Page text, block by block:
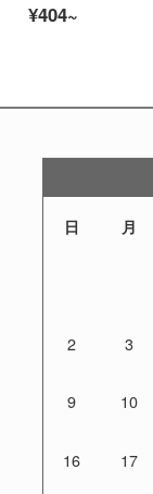
¥404~
日 月
2 3
9 10
16 17